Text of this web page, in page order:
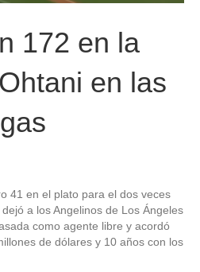
172 en la
en las
41 en el plato para el dos veces
a los Angelinos de Los Ángeles
como agente libre y acordó
de dólares y 10 años con los